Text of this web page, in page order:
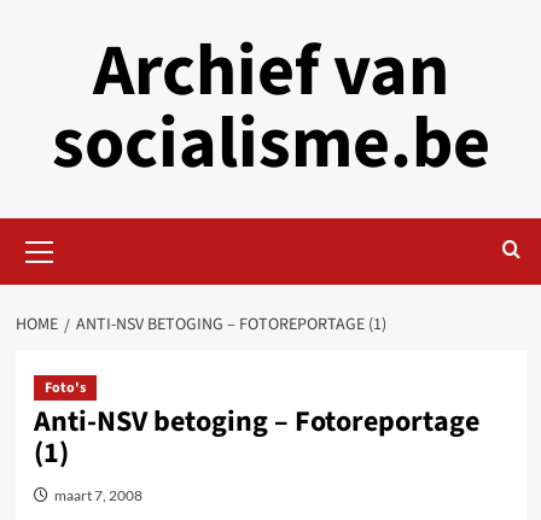
Archief van
socialisme.be
Menu
HOME ANTI-NSV BETOGING – FOTOREPORTAGE (1)
Foto's
Anti-NSV betoging – Fotoreportage
(1)
maart 7, 2008